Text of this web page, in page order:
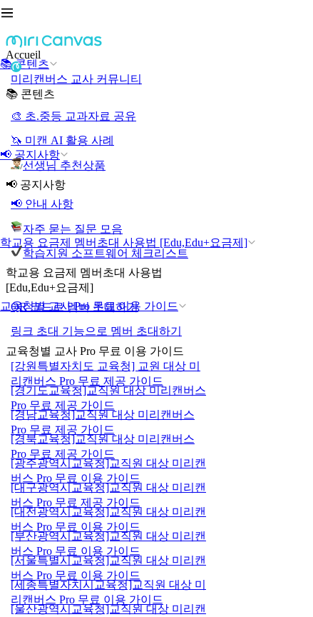
📚 콘텐츠
📢 공지사항
학교용 요금제 멤버초대 사용법 [Edu,Edu+요금제]
교육청별 교사 Pro 무료 이용 가이드
Accueil
미리캔버스 교사 커뮤니티
📚 콘텐츠
🎨 초.중등 교과자료 공유
🦄 미캔 AI 활용 사례
선생님 추천상품
📢 공지사항
📢 안내 사항
자주 묻는 질문 모음
학습지원 소프트웨어 체크리스트
학교용 요금제 멤버초대 사용법
[Edu,Edu+요금제]
QR 코드로 멤버 초대하기
링크 초대 기능으로 멤버 초대하기
교육청별 교사 Pro 무료 이용 가이드
[강원특별자치도 교육청] 교원 대상 미
리캔버스 Pro 무료 제공 가이드
[경기도교육청]교직원 대상 미리캔버스
Pro 무료 제공 가이드
[경남교육청]교직원 대상 미리캔버스
Pro 무료 제공 가이드
[경북교육청]교직원 대상 미리캔버스
Pro 무료 제공 가이드
[광주광역시교육청]교직원 대상 미리캔
버스 Pro 무료 이용 가이드
[대구광역시교육청]교직원 대상 미리캔
버스 Pro 무료 제공 가이드
[대전광역시교육청]교직원 대상 미리캔
버스 Pro 무료 이용 가이드
[부산광역시교육청]교직원 대상 미리캔
버스 Pro 무료 이용 가이드
[서울특별시교육청]교직원 대상 미리캔
버스 Pro 무료 이용 가이드
[세종특별자치시교육청]교직원 대상 미
리캔버스 Pro 무료 이용 가이드
[울산광역시교육청]교직원 대상 미리캔